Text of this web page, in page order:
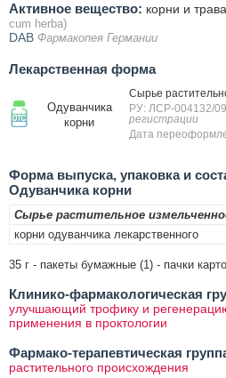
Активное вещество: корни и
cum herba)
DAB Фармакопея Германии
Лекарственная форма
Одуванчика
корни
Сырье
РУ: ЛСР-004132/
регистрации
Дата
Форма выпуска, упаковка и
Одуванчика корни
Сырье растительное
корни одуванчика лекарственного
35 г - пакеты бумажные (1) - пачки
Клинико-фармакологическая
улучшающий трофику и
применения в проктологии
Фармако-терапевтическая
растительного происхождения